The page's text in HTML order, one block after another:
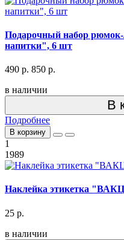
Подарочный набор
напитки", 6 шт
490 р. 850 р.
в наличии
В
Подробнее
В корзину
1
1989
Наклейка этикетка
25 р.
в наличии